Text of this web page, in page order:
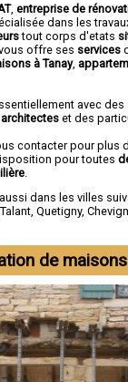
, entreprise de
dans les
tout corps d'etats
offre ses services
à Tanay,
avec des
architectes et des
contacter pour plus
pour toutes
dans les villes
Talant, Quetigny,
de